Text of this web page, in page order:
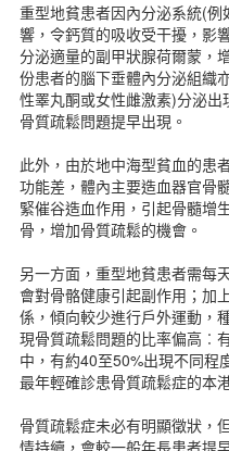
地貧資訊
地貧活動
資訊天地
表格下載
新聞資訊
聯絡我們
簡體版
English version
主頁
重型地貧患者因內分泌系統(
響，令鈣質的吸收受干擾，影
分泌適量的副甲狀腺荷爾蒙，
份患者的腦下垂體內分泌組織
性睪丸酮或女性雌激素)分泌
骨質疏鬆問題提早出現。
此外，由於地中海型貧血的患
功能差，體內主要造血器官骨
緊催谷造血作用，引起骨髓增
骨，增加骨質疏鬆的機會。
另一方面，重型地貧患者需每
會對骨骼健康引起副作用；加
係，傾向較少進行戶外運動，
現骨質疏鬆問題的比率偏高︰
中，有約40至50%出現不同程
最年輕確診患骨質疏鬆症的本
骨質疏鬆症未必有明顯徵狀，
情持續，會較一般年長患者提